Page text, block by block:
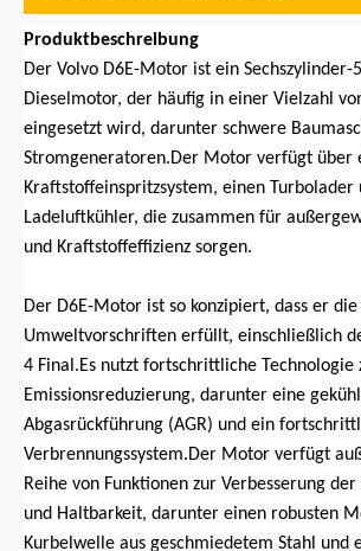
Produktbeschreibung
Der Volvo D6E-Motor ist ein Sechszylinder-
Dieselmotor, der häufig in einer Vielzahl
eingesetzt wird, darunter schwere
Stromgeneratoren.Der Motor verfügt über
Kraftstoffeinspritzsystem, einen Turbolader
Ladeluftkühler, die zusammen für
und Kraftstoffeffizienz sorgen.
Der D6E-Motor ist so konzipiert, dass er
Umweltvorschriften erfüllt, einschließlich
4 Final.Es nutzt fortschrittliche Technologie
Emissionsreduzierung, darunter eine
Abgasrückführung (AGR) und ein
Verbrennungssystem.Der Motor verfügt
Reihe von Funktionen zur Verbesserung
und Haltbarkeit, darunter einen robusten
Kurbelwelle aus geschmiedetem Stahl und